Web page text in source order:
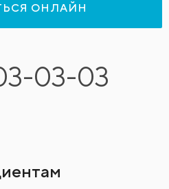
ОНЛАЙН
03-03